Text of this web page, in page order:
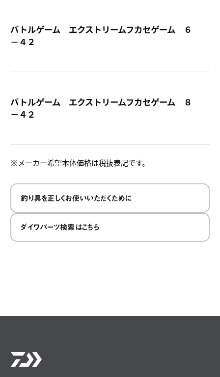
バトルゲーム エクストリームフカセゲーム ６
－４２
バトルゲーム エクストリームフカセゲーム ８
－４２
メーカー希望本体価格は税抜表記です。
釣り具を正しくお使いいただくために
ダイワパーツ検索はこちら